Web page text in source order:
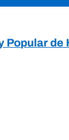
Popular de